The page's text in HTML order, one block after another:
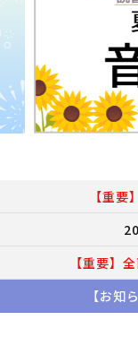
【重
【重要】
【お知